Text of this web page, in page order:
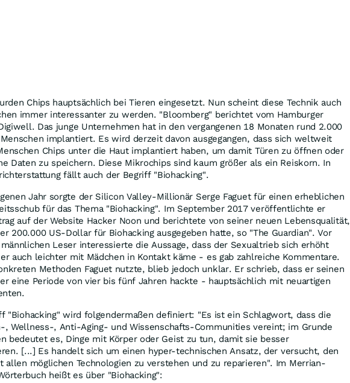
Chips hauptsächlich bei Tieren eingesetzt. Nun scheint diese Technik auch
immer interessanter zu werden. "Bloomberg" berichtet vom Hamburger
Das junge Unternehmen hat in den vergangenen 18 Monaten rund 2.000
implantiert. Es wird derzeit davon ausgegangen, dass sich weltweit
Chips unter die Haut implantiert haben, um damit Türen zu öffnen oder
Daten zu speichern. Diese Mikrochips sind kaum größer als ein Reiskorn. In
fällt auch der Begriff "Biohacking".
Jahr sorgte der Silicon Valley-Millionär Serge Faguet für einen erheblichen
für das Thema "Biohacking". Im September 2017 veröffentlichte er
auf der Website Hacker Noon und berichtete von seiner neuen Lebensqualität,
200.000 US-Dollar für Biohacking ausgegeben hatte, so "The Guardian". Vor
Leser interessierte die Aussage, dass der Sexualtrieb sich erhöht
auch leichter mit Mädchen in Kontakt käme - es gab zahlreiche Kommentare.
Methoden Faguet nutzte, blieb jedoch unklar. Er schrieb, dass er seinen
eine Periode von vier bis fünf Jahren hackte - hauptsächlich mit neuartigen
"Biohacking" wird folgendermaßen definiert: "Es ist ein Schlagwort, dass die
, Wellness-, Anti-Aging- und Wissenschafts-Communities vereint; im Grunde
bedeutet es, Dinge mit Körper oder Geist zu tun, damit sie besser
[...] Es handelt sich um einen hyper-technischen Ansatz, der versucht, den
allen möglichen Technologien zu verstehen und zu reparieren". Im Merrian-
heißt es über "Biohacking":